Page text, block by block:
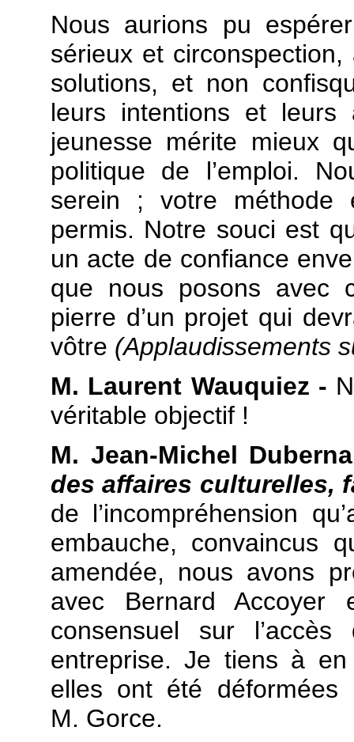
Nous aurions pu
sérieux et
solutions, et non
leurs intentions et leurs
jeunesse mérite mieux
politique de l’emploi.
serein ; votre méthode
permis. Notre souci est
un acte de confiance
que nous posons avec
pierre d’un projet qui
vôtre (Applaudissements
M. Laurent Wauquiez -
véritable objectif !
M. Jean-Michel
des affaires culturelles,
de l’incompréhension
embauche, convaincus
amendée, nous avons
avec Bernard Accoyer
consensuel sur
entreprise. Je tiens à
elles ont été déformées
M. Gorce.